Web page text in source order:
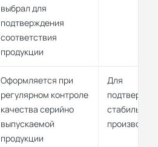
выбрал для
подтверждения
соответствия
продукции
Оформляется при
регулярном контроле
качества серийно
выпускаемой
продукции
Для